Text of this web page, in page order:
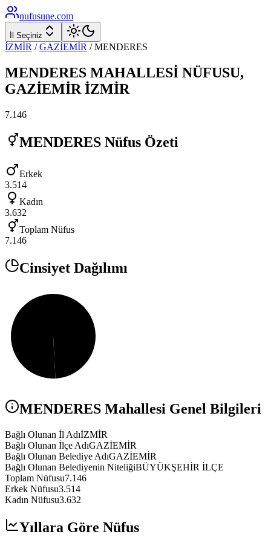
nufusune.com
İl Seçiniz
İZMİR / GAZİEMİR /MENDERES
MENDERES MAHALLESİ NÜFUSU,
GAZİEMİR İZMİR
7.146
MENDERES Nüfus Özeti
Erkek
3.514
Kadın
3.632
Toplam Nüfus
7.146
Cinsiyet Dağılımı
MENDERES Mahallesi Genel Bilgileri
Bağlı Olunan İl AdıİZMİR
Bağlı Olunan İlçe AdıGAZİEMİR
Bağlı Olunan Belediye AdıGAZİEMİR
Bağlı Olunan Belediyenin NiteliğiBÜYÜKŞEHİR İLÇE
Toplam Nüfusu7.146
Erkek Nüfusu3.514
Kadın Nüfusu3.632
Yıllara Göre Nüfus